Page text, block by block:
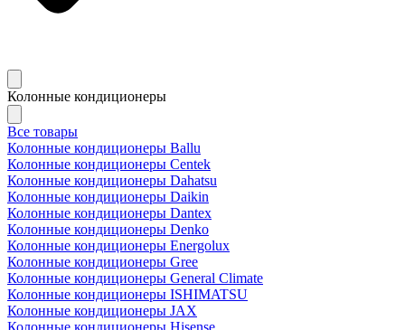
Колонные кондиционеры
Все товары
Колонные кондиционеры Ballu
Колонные кондиционеры Centek
Колонные кондиционеры Dahatsu
Колонные кондиционеры Daikin
Колонные кондиционеры Dantex
Колонные кондиционеры Denko
Колонные кондиционеры Energolux
Колонные кондиционеры Gree
Колонные кондиционеры General Climate
Колонные кондиционеры ISHIMATSU
Колонные кондиционеры JAX
Колонные кондиционеры Hisense